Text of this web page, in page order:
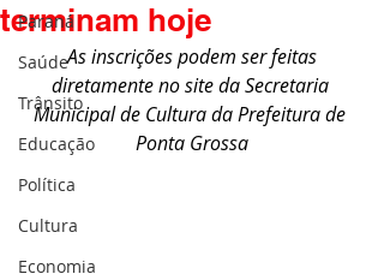
Paraná
Saúde
Trânsito
Educação
Política
Cultura
Economia
terminam hoje
As inscrições podem ser feitas
diretamente no site da Secretaria
Municipal de Cultura da Prefeitura de
Ponta Grossa